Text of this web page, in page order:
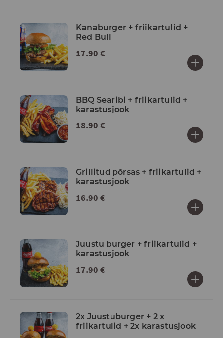
Kanaburger + friikartulid +
Red Bull
17.90 €
BBQ Searibi + friikartulid +
karastusjook
18.90 €
Grillitud põrsas + friikartulid +
karastusjook
16.90 €
Juustu burger + friikartulid +
karastusjook
17.90 €
2x Juustuburger + 2 x
friikartulid + 2x karastusjook